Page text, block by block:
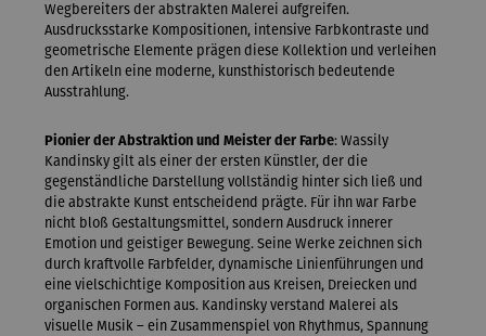
Wegbereiters der abstrakten Malerei aufgreifen.
Ausdrucksstarke Kompositionen, intensive Farbkontraste und
geometrische Elemente prägen diese Kollektion und verleihen
den Artikeln eine moderne, kunsthistorisch bedeutende
Ausstrahlung.
Pionier der Abstraktion und Meister der Farbe: Wassily
Kandinsky gilt als einer der ersten Künstler, der die
gegenständliche Darstellung vollständig hinter sich ließ und
die abstrakte Kunst entscheidend prägte. Für ihn war Farbe
nicht bloß Gestaltungsmittel, sondern Ausdruck innerer
Emotion und geistiger Bewegung. Seine Werke zeichnen sich
durch kraftvolle Farbfelder, dynamische Linienführungen und
eine vielschichtige Komposition aus Kreisen, Dreiecken und
organischen Formen aus. Kandinsky verstand Malerei als
visuelle Musik – ein Zusammenspiel von Rhythmus, Spannung